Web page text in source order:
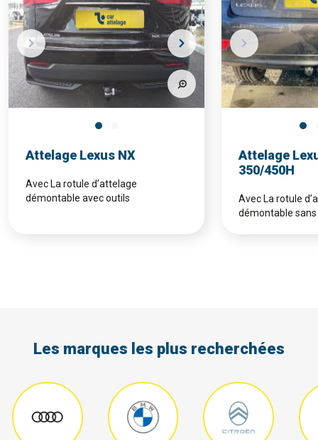
Attelage Lexus NX
Avec La rotule d’attelage
démontable avec outils
Attelage
350/450H
Avec La rotule
démontable
Les marques les plus recherchées